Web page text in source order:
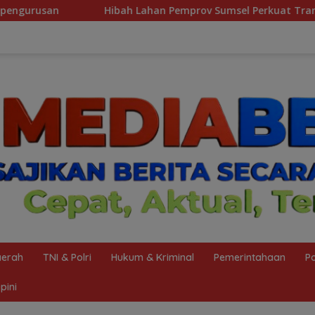
Lahan Pemprov Sumsel Perkuat Transformasi Pelayanan BPKB
TNI & Polri Hukum & Kriminal Pemerintahaan